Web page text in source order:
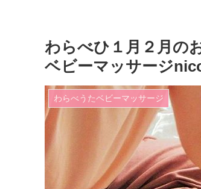
わらべひ１月２月の
ベビーマッサージ
わらべうたベビーマッサージ